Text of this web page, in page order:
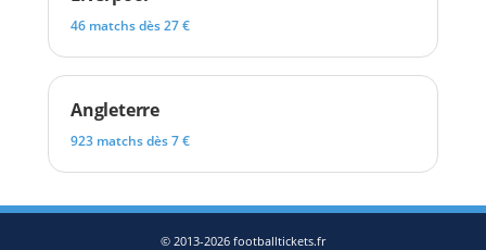
46 matchs dès 27 €
Angleterre
923 matchs dès 7 €
© 2013-2026 footballtickets.fr